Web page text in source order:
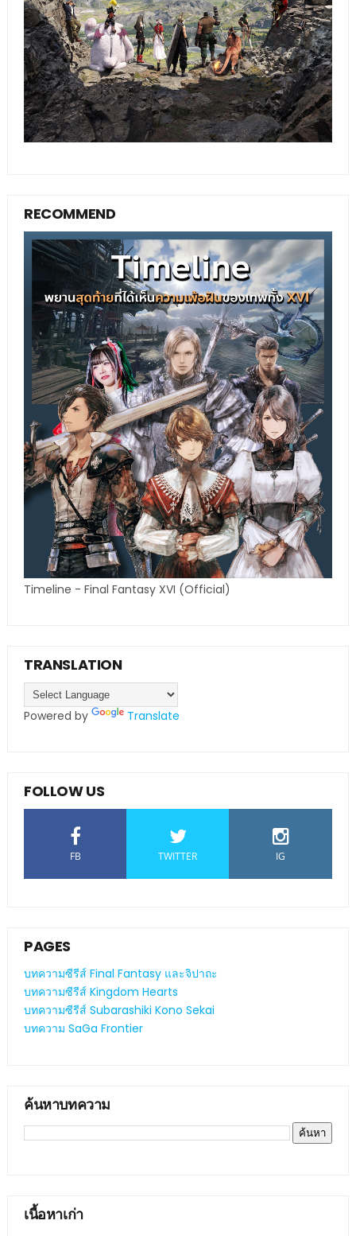
RECOMMEND
Timeline - Final Fantasy XVI (Official)
TRANSLATION
Powered by Translate
FOLLOW US
FB TWITTER IG
PAGES
บทความซีรีส์ Final Fantasy และจิปาถะ
บทความซีรีส์ Kingdom Hearts
บทความซีรีส์ Subarashiki Kono Sekai
บทความ SaGa Frontier
ค้นหาบทความ
เนื้อหาเก่า